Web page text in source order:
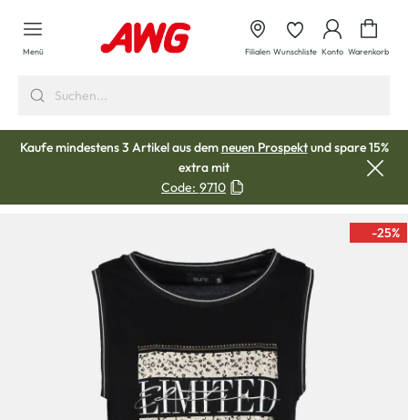
springen
Menü Filialen Wunschliste Konto Warenkorb
Kaufe mindestens 3 Artikel aus demneuen Prospektund spare 15%
extra mit
Code: 9710
-25%